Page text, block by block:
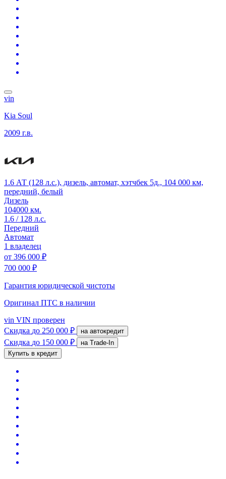
vin
Kia Soul
2009 г.в.
1.6 АТ (128 л.с.), дизель, автомат, хэтчбек 5д., 104 000 км,
передний, белый
Дизель
104000 км.
1.6 / 128 л.с.
Передний
Автомат
1 владелец
от 396 000 ₽
700 000 ₽
Гарантия юридической чистоты
Оригинал ПТС в наличии
vin VIN проверен
Скидка до 250 000 ₽ на автокредит
Скидка до 150 000 ₽
на Trade-In
Купить в кредит